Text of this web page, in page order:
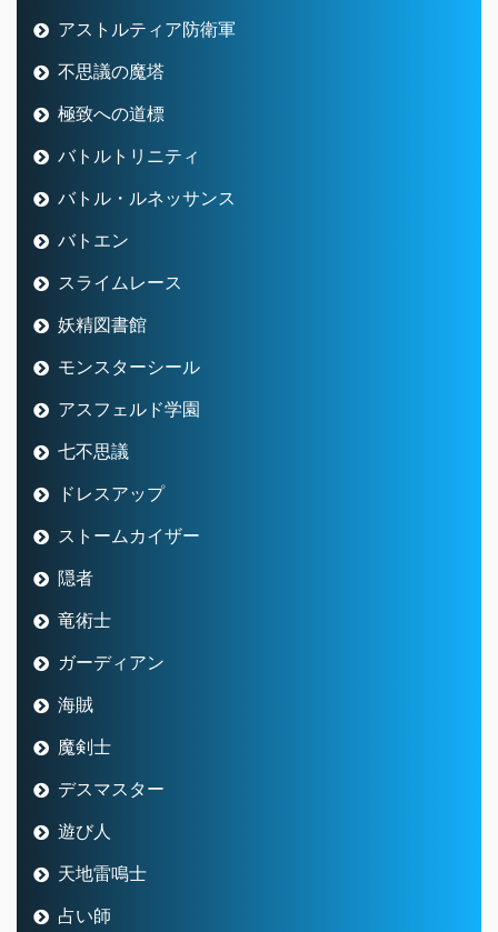
アストルティア防衛軍
不思議の魔塔
極致への道標
バトルトリニティ
バトル・ルネッサンス
バトエン
スライムレース
妖精図書館
モンスターシール
アスフェルド学園
七不思議
ドレスアップ
ストームカイザー
隠者
竜術士
ガーディアン
海賊
魔剣士
デスマスター
遊び人
天地雷鳴士
占い師